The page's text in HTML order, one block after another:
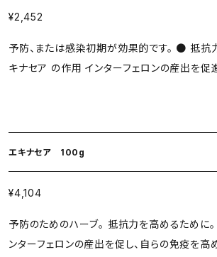
位 果実 品種名 Cox Orange 原産国 ドイツ ＜上手な
フタをして５分程 ◎新鮮で低温乾燥ならではのハーブ本来の風味を
味わっていただけるよう、フレーバー等は一
¥2,452
予防、または感染初期が効果的です。 ● 抵抗力
キナセア の作用 インターフェロンの産出を促
療法・メディカルハーブ事典 ◎新鮮で低温乾燥ならではのハーブ本来
ん。 ◎農薬や化学肥料を使用していない素材を
エキナセア 100g
¥4,104
予防のためのハーブ。 抵抗力を高めるために。 ●エキナセア の作用 イ
ンターフェロンの産出を促し、自らの免疫を高